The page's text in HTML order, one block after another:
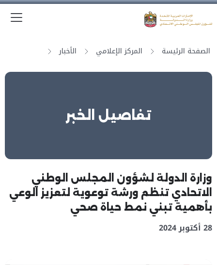
الصفحة الرئيسة المركز الإعلامي الأخبار
تفاصيل الخبر
وزارة الدولة لشؤون المجلس الوطني
الاتحادي تنظم ورشة توعوية لتعزيز الوعي
بأهمية تبني نمط حياة صحي
28 أكتوبر 2024